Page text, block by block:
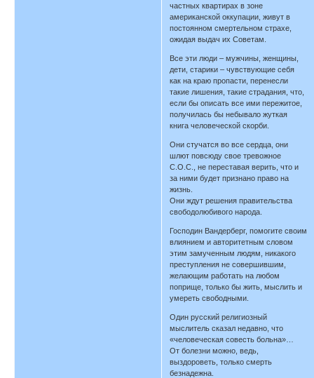
частных квартирах в зоне
американской оккупации, живут в
постоянном смертельном страхе,
ожидая выдач их Советам.
Все эти люди – мужчины, женщины,
дети, старики – чувствующие себя
как на краю пропасти, перенесли
такие лишения, такие страдания, что,
если бы описать все ими пережитое,
получилась бы небывало жуткая
книга человеческой скорби.
Они стучатся во все сердца, они
шлют повсюду свое тревожное
С.О.С., не переставая верить, что и
за ними будет признано право на
жизнь.
Они ждут решения правительства
свободолюбивого народа.
Господин Вандерберг, помогите своим
влиянием и авторитетным словом
этим замученным людям, никакого
преступления не совершившим,
желающим работать на любом
поприще, только бы жить, мыслить и
умереть свободными.
Один русский религиозный
мыслитель сказал недавно, что
«человеческая совесть больна»…
От болезни можно, ведь,
выздороветь, только смерть
безнадежна.